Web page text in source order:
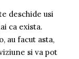
deschide usi
ca exista.
au facut asta,
si va pot